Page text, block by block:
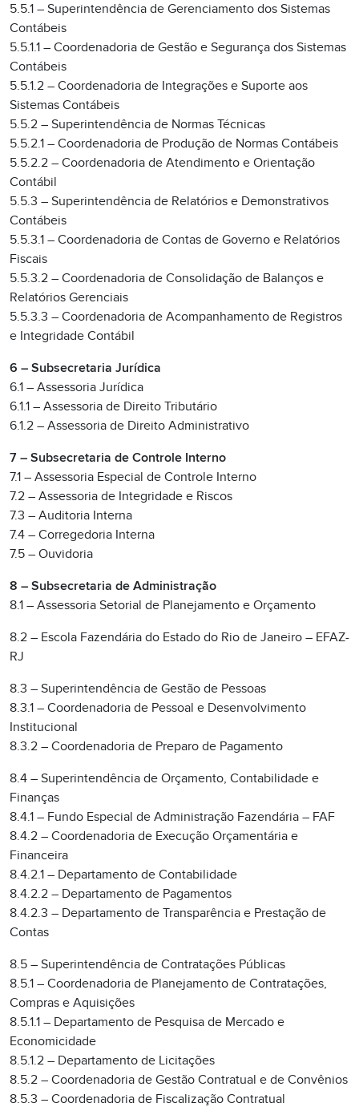
5.5.1 – Superintendência de Gerenciamento dos Sistemas
Contábeis
5.5.1.1 – Coordenadoria de Gestão e Segurança dos Sistemas
Contábeis
5.5.1.2 – Coordenadoria de Integrações e Suporte aos
Sistemas Contábeis
5.5.2 – Superintendência de Normas Técnicas
5.5.2.1 – Coordenadoria de Produção de Normas Contábeis
5.5.2.2 – Coordenadoria de Atendimento e Orientação
Contábil
5.5.3 – Superintendência de Relatórios e Demonstrativos
Contábeis
5.5.3.1 – Coordenadoria de Contas de Governo e Relatórios
Fiscais
5.5.3.2 – Coordenadoria de Consolidação de Balanços e
Relatórios Gerenciais
5.5.3.3 – Coordenadoria de Acompanhamento de Registros
e Integridade Contábil
6 – Subsecretaria Jurídica
6.1 – Assessoria Jurídica
6.1.1 – Assessoria de Direito Tributário
6.1.2 – Assessoria de Direito Administrativo
7 – Subsecretaria de Controle Interno
7.1 – Assessoria Especial de Controle Interno
7.2 – Assessoria de Integridade e Riscos
7.3 – Auditoria Interna
7.4 – Corregedoria Interna
7.5 – Ouvidoria
8 – Subsecretaria de Administração
8.1 – Assessoria Setorial de Planejamento e Orçamento
8.2 – Escola Fazendária do Estado do Rio de Janeiro – EFAZ-
RJ
8.3 – Superintendência de Gestão de Pessoas
8.3.1 – Coordenadoria de Pessoal e Desenvolvimento
Institucional
8.3.2 – Coordenadoria de Preparo de Pagamento
8.4 – Superintendência de Orçamento, Contabilidade e
Finanças
8.4.1 – Fundo Especial de Administração Fazendária – FAF
8.4.2 – Coordenadoria de Execução Orçamentária e
Financeira
8.4.2.1 – Departamento de Contabilidade
8.4.2.2 – Departamento de Pagamentos
8.4.2.3 – Departamento de Transparência e Prestação de
Contas
8.5 – Superintendência de Contratações Públicas
8.5.1 – Coordenadoria de Planejamento de Contratações,
Compras e Aquisições
8.5.1.1 – Departamento de Pesquisa de Mercado e
Economicidade
8.5.1.2 – Departamento de Licitações
8.5.2 – Coordenadoria de Gestão Contratual e de Convênios
8.5.3 – Coordenadoria de Fiscalização Contratual